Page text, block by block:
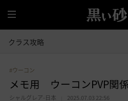
全
体
クラス攻略
#ウーコン
メモ用 ウーコンPVP関係
シャルグレア-日本
2025.07.03 22:56